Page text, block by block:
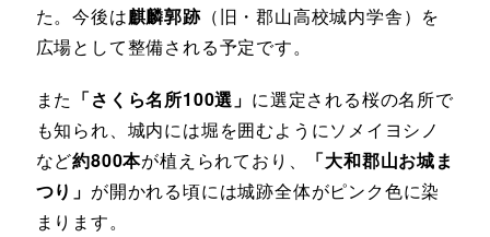
た。今後は麒麟郭跡（旧・郡山高校城内学舎）を
広場として整備される予定です。
また 「さくら名所100選」 に選定される桜の名所で
も知られ、城内には堀を囲むようにソメイヨシノ
など約800本が植えられており、
「大和郡山お城ま
つり」 が開かれる頃には城跡全体がピンク色に染
まります。